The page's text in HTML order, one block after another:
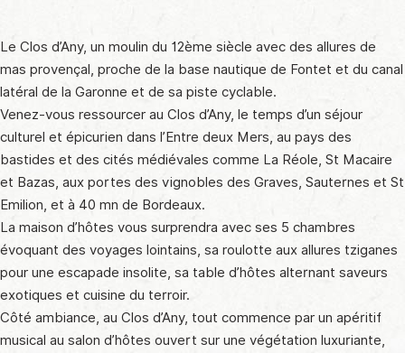
Le Clos d’Any, un moulin du 12ème siècle avec des allures de
mas provençal, proche de la base nautique de Fontet et du canal
latéral de la Garonne et de sa piste cyclable.
Venez-vous ressourcer au Clos d’Any, le temps d’un séjour
culturel et épicurien dans l’Entre deux Mers, au pays des
bastides et des cités médiévales comme La Réole, St Macaire
et Bazas, aux portes des vignobles des Graves, Sauternes et St
Emilion, et à 40 mn de Bordeaux.
La maison d’hôtes vous surprendra avec ses 5 chambres
évoquant des voyages lointains, sa roulotte aux allures tziganes
pour une escapade insolite, sa table d’hôtes alternant saveurs
exotiques et cuisine du terroir.
Côté ambiance, au Clos d’Any, tout commence par un apéritif
musical au salon d’hôtes ouvert sur une végétation luxuriante,